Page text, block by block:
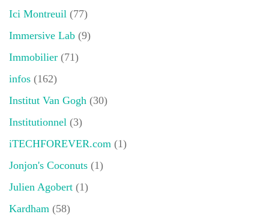
Ici Montreuil (77)
Immersive Lab (9)
Immobilier (71)
infos (162)
Institut Van Gogh (30)
Institutionnel (3)
iTECHFOREVER.com (1)
Jonjon's Coconuts (1)
Julien Agobert (1)
Kardham (58)